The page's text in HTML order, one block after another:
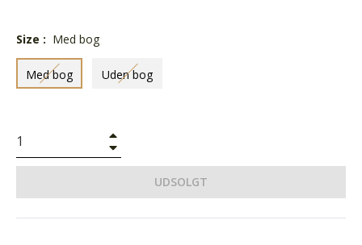
Size : Med bog
Med bog Uden bog
UDSOLGT